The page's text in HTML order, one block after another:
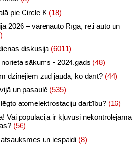
pie Circle K (18)
2026 – varenauto Rīgā, reti auto un
diskusija (6011)
sākums - 2024.gads (48)
dzinējiem zūd jauda, ko darīt? (44)
un pasaulē (535)
atomelektrostaciju darbību? (16)
Vai populācija ir kļuvusi nekontrolējama
(56)
un iespaidi (8)